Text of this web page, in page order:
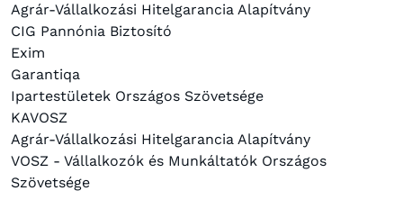
Agrár-Vállalkozási Hitelgarancia Alapítvány
CIG Pannónia Biztosító
Exim
Garantiqa
Ipartestületek Országos Szövetsége
KAVOSZ
Agrár-Vállalkozási Hitelgarancia Alapítvány
VOSZ - Vállalkozók és Munkáltatók Országos
Szövetsége